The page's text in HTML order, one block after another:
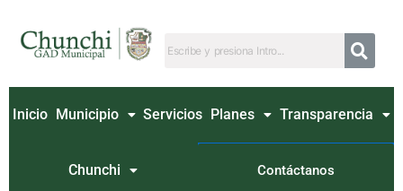
contenido
Inicio Municipio Servicios Planes Transparencia
Chunchi Contáctanos